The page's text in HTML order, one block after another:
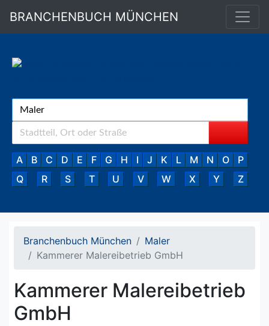
BRANCHENBUCH MÜNCHEN
A B C D E F G H I J K L M N O
P
Q
R S T U V W X Y Z
Branchenbuch München
Maler
Kammerer Malereibetrieb GmbH
Kammerer Malereibetrieb
GmbH